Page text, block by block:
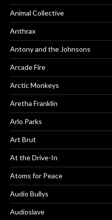
Animal Collective
Anthrax
Antony and the Johnsons
Arcade Fire
Arctic Monkeys
Aretha Franklin
Arlo Parks
Art Brut
At the Drive-In
Atoms for Peace
Audio Bullys
Audioslave